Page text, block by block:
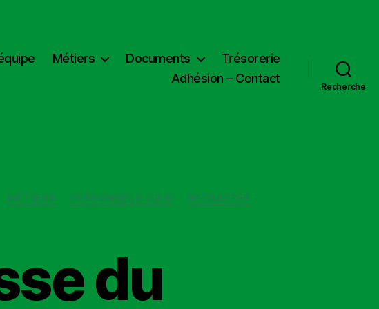
Métiers Documents
Trésorerie
Adhésion – Contact
Recherche
MÉTIERS PERSONNELS CASI
RETRAITÉS
du